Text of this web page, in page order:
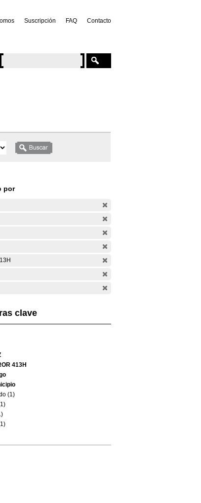
Suscripción FAQ Contacto
por
clave
413H
(1)